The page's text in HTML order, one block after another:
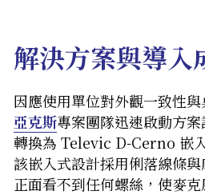
解決方案與導入
因應使用單位對外觀一致性與
亞克斯專案團隊迅速啟動方
轉換為 Televic D-Cerno 嵌
該嵌入式設計採用俐落線條與
正面看不到任何螺絲，使麥